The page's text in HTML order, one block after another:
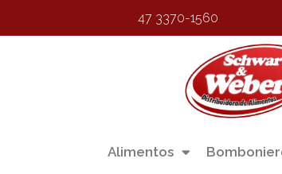
47 3370-1560
Alimentos